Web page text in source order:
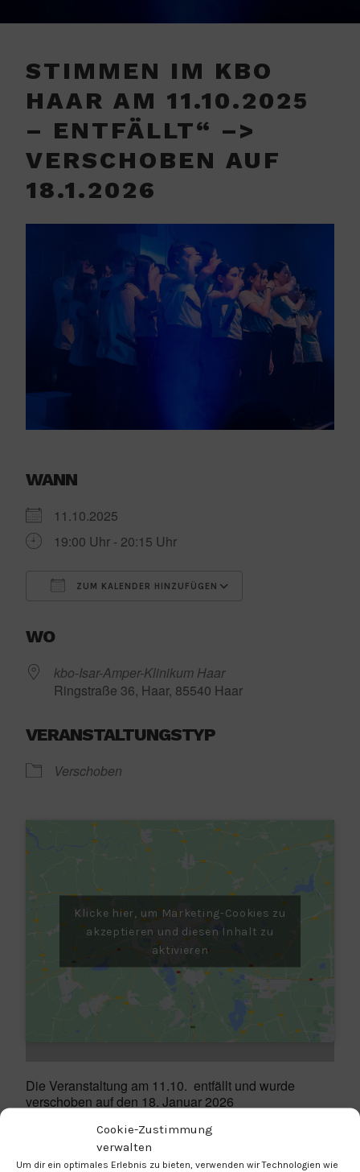
Cookie-Zustimmung
verwalten
Um dir ein optimales Erlebnis zu bieten, verwenden wir Technologien wie
STIMMEN IM KBO
HAAR AM 11.10.2025
– ENTFÄLLT“ –>
VERSCHOBEN AUF
18.1.2026
WANN
11.10.2025
19:00 Uhr - 20:15 Uhr
ZUM KALENDER HINZUFÜGEN
WO
kbo-Isar-Amper-Klinikum Haar
Ringstraße 36, Haar, 85540 Haar
VERANSTALTUNGSTYP
Verschoben
Klicke hier, um Marketing-Cookies zu
akzeptieren und diesen Inhalt zu
aktivieren
Die Veranstaltung am 11.10. entfällt und wurde
verschoben auf den 18. Januar 2026
Eine Aufführung zu den „Euthanasie“-Verbrechen der
Nationalsozialisten